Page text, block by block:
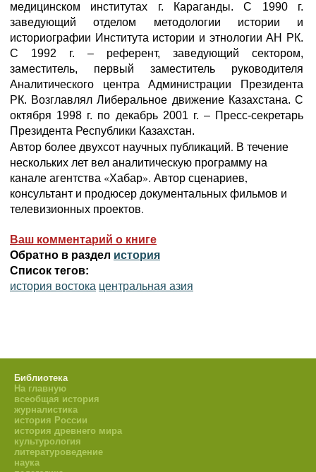
медицинском институтах г. Караганды. С 1990 г.
заведующий отделом методологии истории и
историографии Института истории и этнологии АН РК.
С 1992 г. – референт, заведующий сектором,
заместитель, первый заместитель руководителя
Аналитического центра Администрации Президента
РК. Возглавлял Либеральное движение Казахстана. С
октября 1998 г. по декабрь 2001 г. – Пресс-секретарь
Президента Республики Казахстан.
Автор более двухсот научных публикаций. В течение
нескольких лет вел аналитическую программу на
канале агентства «Хабар». Автор сценариев,
консультант и продюсер документальных фильмов и
телевизионных проектов.
Ваш комментарий о книге
Обратно в раздел история
Список тегов:
история востока центральная азия
Библиотека
На главную
всеобщая история
журналистика
история России
история древнего мира
культурология
литературоведение
наука